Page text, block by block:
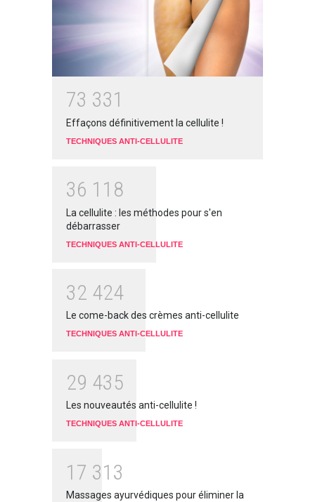
73 331
Effaçons définitivement la cellulite !
TECHNIQUES ANTI-CELLULITE
36 1 1 8
La cellulite : les méthodes pour s'en
débarrasser
TECHNIQUES ANTI-CELLULITE
32 424
Le come-back des crèmes anti-cellulite
TECHNIQUES ANTI-CELLULITE
29 435
Les nouveautés anti-cellulite !
TECHNIQUES ANTI-CELLULITE
1 7 31 3
Massages ayurvédiques pour éliminer la